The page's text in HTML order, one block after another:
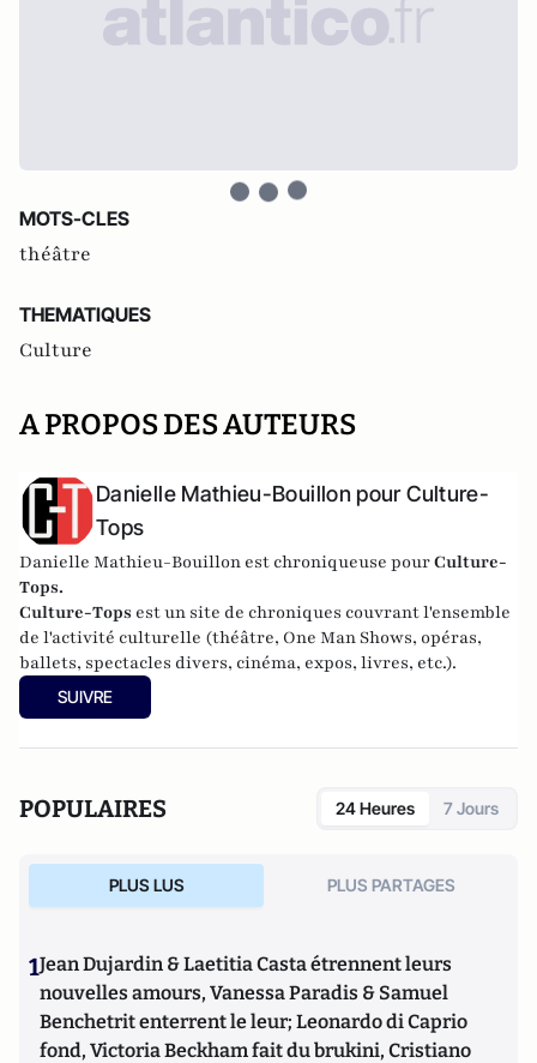
MOTS-CLES
théâtre
THEMATIQUES
Culture
A PROPOS DES AUTEURS
Danielle Mathieu-Bouillon pour Culture-
Tops
Danielle Mathieu-Bouillon est chroniqueuse pourCulture-
Tops.
Culture-Tops est un site de chroniques couvrant l'ensemble
de l'activité culturelle (théâtre, One Man Shows, opéras,
ballets, spectacles divers, cinéma, expos, livres, etc.).
SUIVRE
POPULAIRES 24 Heures 7 Jours
PLUS LUS PLUS PARTAGES
1Jean Dujardin & Laetitia Casta étrennent leurs
nouvelles amours, Vanessa Paradis & Samuel
Benchetrit enterrent le leur; Leonardo di Caprio
fond, Victoria Beckham fait du brukini, Cristiano